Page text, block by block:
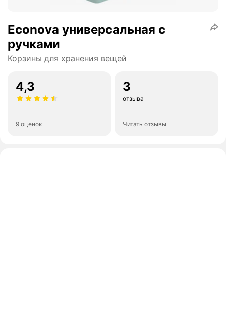
Econova универсальная с
ручками
Корзины для хранения вещей
4,3
9 оценок
3
отзыва
Читать отзывы